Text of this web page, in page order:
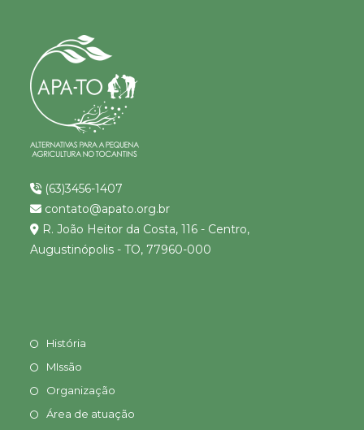
(63)3456-1407
contato@apato.org.br
R. João Heitor da Costa, 116 - Centro,
Augustinópolis - TO, 77960-000
História
MIssão
Organização
Área de atuação